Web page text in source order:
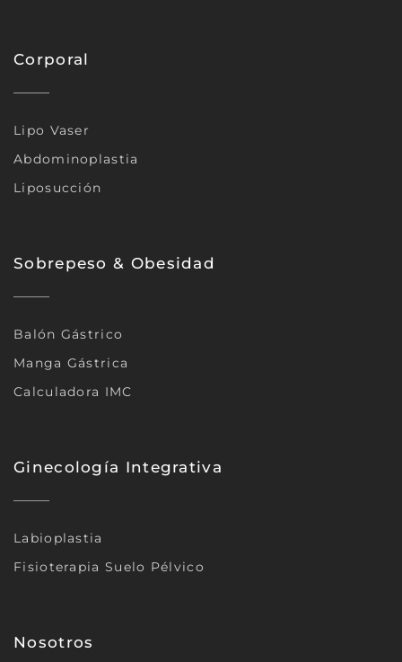
Corporal
Lipo Vaser
Abdominoplastia
Liposucción
Sobrepeso & Obesidad
Balón Gástrico
Manga Gástrica
Calculadora IMC
Ginecología Integrativa
Labioplastia
Fisioterapia Suelo Pélvico
Nosotros